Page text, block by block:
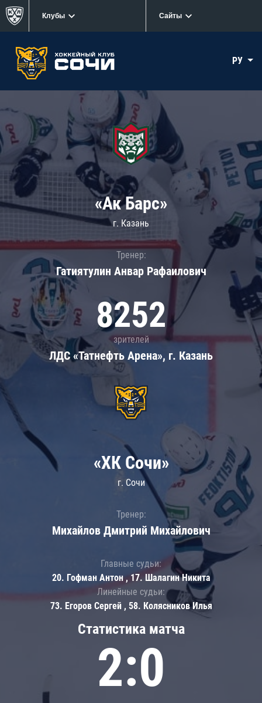
Клубы Сайты
РУ
«Ак Барс»
г. Казань
Тренер:
Гатиятулин Анвар Рафаилович
8252
зрителей
ЛДС «Татнефть Арена», г. Казань
Статистика матча
2:0
«ХК Сочи»
г. Сочи
Тренер:
Михайлов Дмитрий Михайлович
Главные судьи:
20. Гофман Антон , 17. Шалагин Никита
Линейные судьи:
73. Егоров Сергей , 58. Колясников Илья